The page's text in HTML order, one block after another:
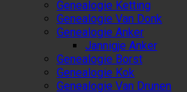
Genealogie Ketting
Genealogie Van Donk
Genealogie Anker
Jannigje Anker
Genealogie Borst
Genealogie Kok
Genealogie Van Drunen